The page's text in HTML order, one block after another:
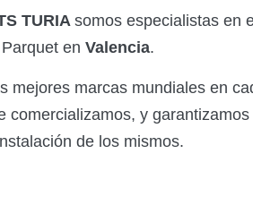
TURIA somos especialistas en
en Valencia.
mejores marcas mundiales en
comercializamos, y
de los mismos.